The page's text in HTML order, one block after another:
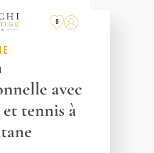
0
avec
tennis à